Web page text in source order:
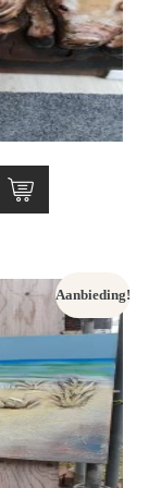
Aanbieding!